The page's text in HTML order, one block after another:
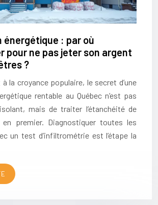
énergétique : par où
pour ne pas jeter son argent
?
la croyance populaire, le secret d’une
rentable au Québec n’est pas
mais de traiter l’étanchéité de
premier. Diagnostiquer toutes les
un test d’infiltrométrie est l’étape la